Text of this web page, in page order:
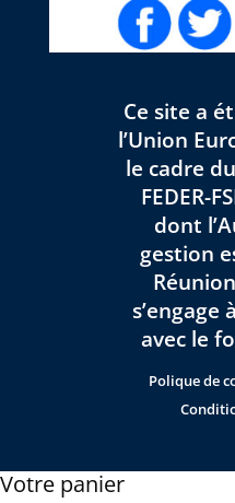
Ce site a
l’Union
le cadre
FEDER-
dont
gestion
s’engage
avec le
Polique de
Votre panier